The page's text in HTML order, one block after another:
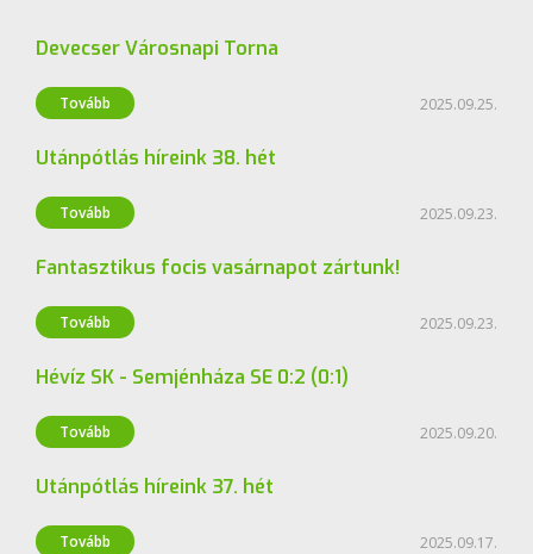
Devecser Városnapi Torna
Tovább 2025.09.25.
Labdarúgás
Utánpótlás híreink 38. hét
Tovább 2025.09.23.
Labdarúgás
Fantasztikus focis vasárnapot zártunk!
Tovább 2025.09.23.
Labdarúgás
Hévíz SK - Semjénháza SE 0:2 (0:1)
Tovább 2025.09.20.
Labdarúgás
Utánpótlás híreink 37. hét
Tovább 2025.09.17.
Labdarúgás